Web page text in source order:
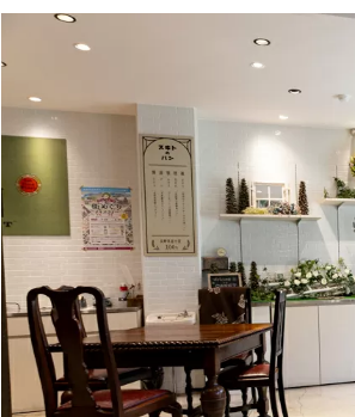
店はこ
んな人
1.1
場所
1.2
You
Tube
1.2.1
はいし
ゃの食
べ歩き
You